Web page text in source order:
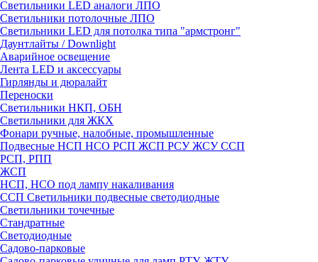
Светильники LED аналоги ЛПО
Светильники потолочные ЛПО
Светильники LED для потолка типа "армстронг"
Даунтлайты / Downlight
Аварийное освещение
Лента LED и аксессуары
Гирлянды и дюралайт
Переноски
Светильники НКП, ОБН
Светильники для ЖКХ
Фонари ручные, налобные, промышленные
Подвесные НСП НСО РСП ЖСП РСУ ЖСУ ССП
РСП, РПП
ЖСП
НСП, НСО под лампу накаливания
ССП Светильники подвесные светодиодные
Светильники точечные
Стандратные
Светодиодные
Садово-парковые